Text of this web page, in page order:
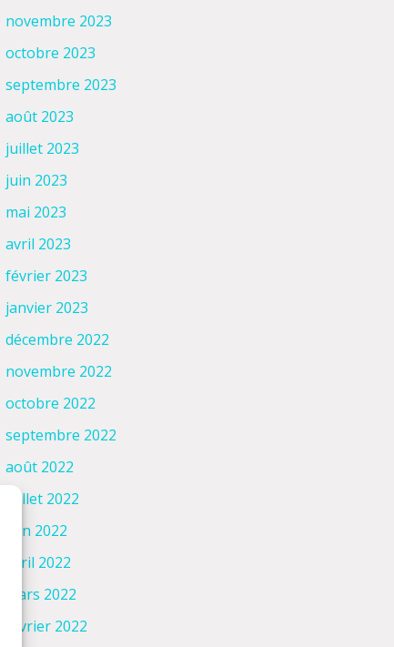
novembre 2023
octobre 2023
septembre 2023
août 2023
juillet 2023
juin 2023
mai 2023
avril 2023
février 2023
janvier 2023
décembre 2022
novembre 2022
octobre 2022
septembre 2022
août 2022
juillet 2022
juin 2022
avril 2022
mars 2022
février 2022